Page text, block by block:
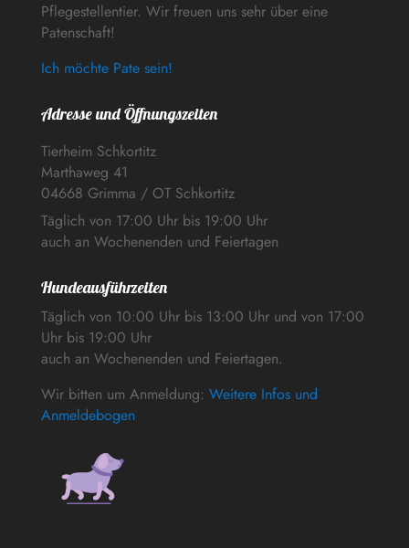
Pflegestellentier. Wir freuen uns sehr über eine
Patenschaft!
Ich möchte Pate sein!
Adresse und Öffnungszeiten
Tierheim Schkortitz
Marthaweg 41
04668 Grimma / OT Schkortitz
Täglich von 17:00 Uhr bis 19:00 Uhr
auch an Wochenenden und Feiertagen
Hundeausführzeiten
Täglich von 10:00 Uhr bis 13:00 Uhr und von 17:00
Uhr bis 19:00 Uhr
auch an Wochenenden und Feiertagen.
Wir bitten um Anmeldung: Weitere Infos und
Anmeldebogen